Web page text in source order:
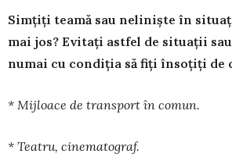
Simțiți teamă sau neliniște în
mai jos? Evitați astfel de situații
numai cu condiția să fiți însoțiți de
* Mijloace de transport în comun.
* Teatru, cinematograf.